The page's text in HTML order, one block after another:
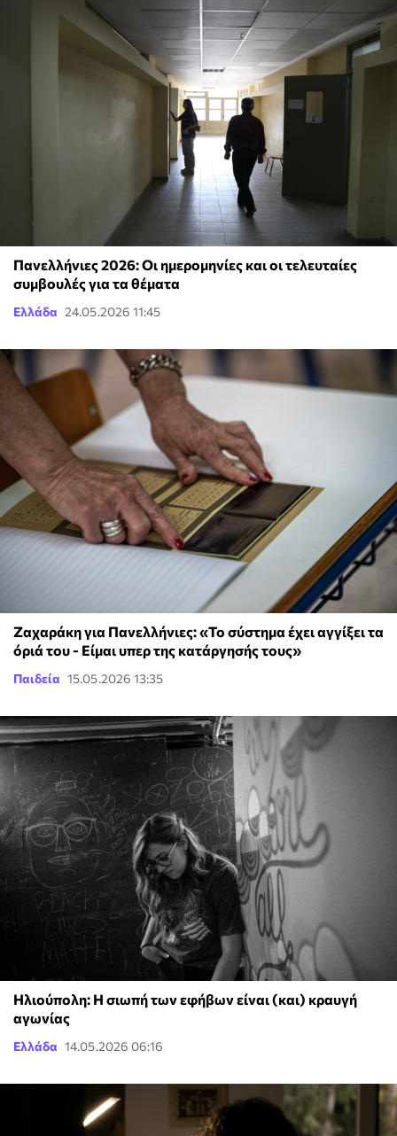
Πανελλήνιες 2026: Οι ημερομηνίες και οι τελευταίες
συμβουλές για τα θέματα
Ελλάδα 24.05.2026 11:45
Ζαχαράκη για Πανελλήνιες: «Το σύστημα έχει αγγίξει τα
όριά του - Είμαι υπερ της κατάργησής τους»
Παιδεία 15.05.2026 13:35
Ηλιούπολη: Η σιωπή των εφήβων είναι (και) κραυγή
αγωνίας
Ελλάδα 14.05.2026 06:16